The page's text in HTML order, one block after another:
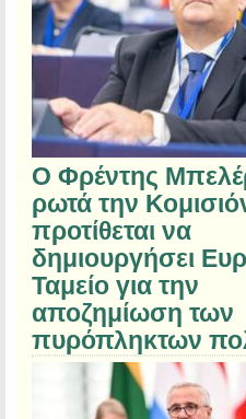
Ο Φρέντης
ρωτά την
προτίθεται να
δημιουργήσει
Ταμείο για την
αποζημίωση των
πυρόπληκτων